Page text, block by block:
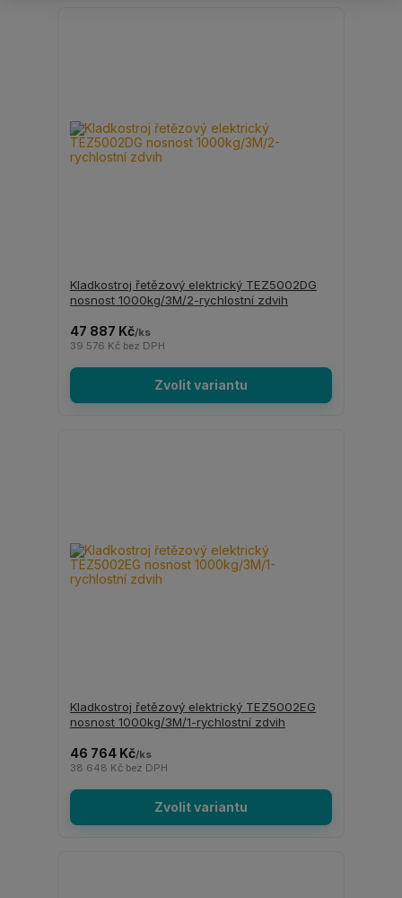
Kladkostroj řetězový elektrický TEZ5002DG
nosnost 1000kg/3M/2-rychlostní zdvih
47 887 Kč/ks
39 576 Kč bez DPH
Zvolit variantu
Kladkostroj řetězový elektrický TEZ5002EG
nosnost 1000kg/3M/1-rychlostní zdvih
46 764 Kč/ks
38 648 Kč bez DPH
Zvolit variantu